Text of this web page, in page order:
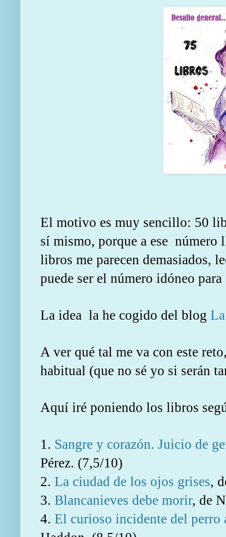
El motivo es muy sencillo: 50
sí mismo, porque a ese
libros me parecen demasiados,
puede ser el número idóneo
La idea la he cogido del blog
A ver qué tal me va con este
habitual (que no sé yo si serán
Aquí iré poniendo los libros
1. Sangre y corazón. Juicio de
Pérez. (7,5/10)
2. La ciudad de los ojos grises,
3. Blancanieves debe morir, de
4. El curioso incidente del perro